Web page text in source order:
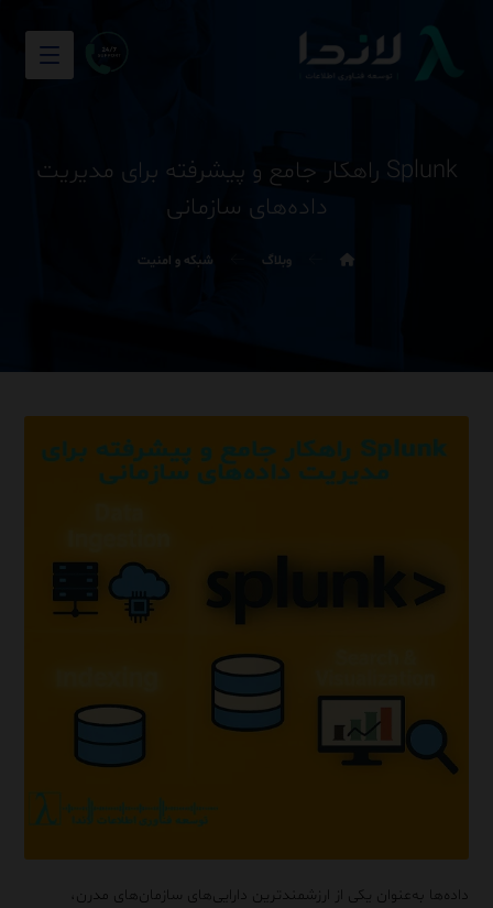
Splunk راهکار جامع و پیشرفته برای مدیریت
داده‌های سازمانی
وبلاگ شبکه و امنیت
داده‌ها به‌عنوان یکی از ارزشمندترین دارایی‌های سازمان‌های مدرن،